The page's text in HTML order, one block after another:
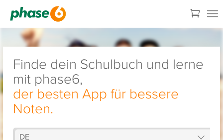
Finde dein Schulbuch und lerne
mit phase6,
der besten App für bessere
Noten.